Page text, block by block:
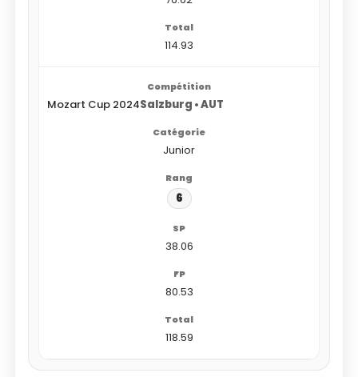
114.93
Mozart Cup 2024Salzburg • AUT
Junior
6
38.06
80.53
118.59